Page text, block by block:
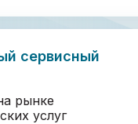
сервисный
рынке
услуг